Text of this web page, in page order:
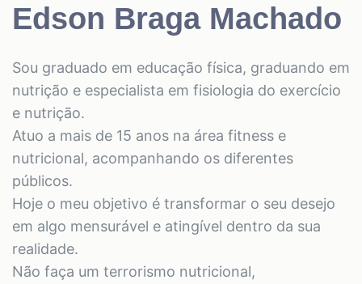
Edson Braga Machado
Sou graduado em educação física, graduando em
nutrição e especialista em fisiologia do exercício
e nutrição.
Atuo a mais de 15 anos na área fitness e
nutricional, acompanhando os diferentes
públicos.
Hoje o meu objetivo é transformar o seu desejo
em algo mensurável e atingível dentro da sua
realidade.
Não faça um terrorismo nutricional,